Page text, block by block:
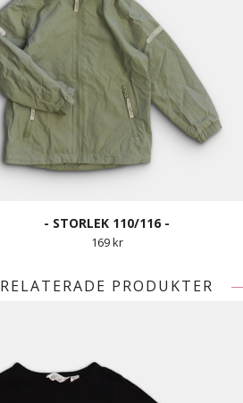
- STORLEK 110/116 -
169 kr
RELATERADE PRODUKTER